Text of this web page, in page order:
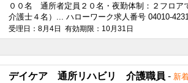
００名 通所者定員２０名・夜勤体制：２フロア
介護士４名）... ハローワーク求人番号 04010-
受理日：8月4日 有効期限：10月31日
デイケア 通所リハビリ 介護職員 - 新